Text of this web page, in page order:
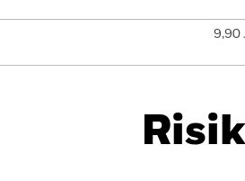
9,90